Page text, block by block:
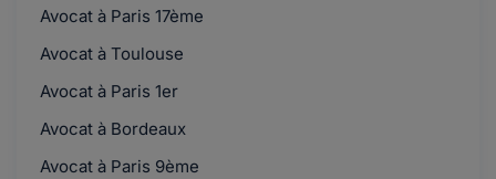
Bonjour, Même réponse que pour l'intervenant
précédent. Si votre convention collective...
Avocat à Paris 17ème
Avocat à Toulouse
Avocat à Paris 1er
Avocat à Bordeaux
Avocat à Paris 9ème